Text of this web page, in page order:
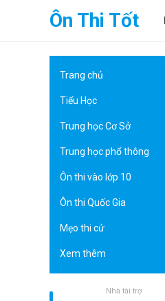
Ôn Thi Tốt
Trang chủ
Tiểu Học
Trung học Cơ Sở
Trung học phổ thông
Ôn thi vào lớp 10
Ôn thi Quốc Gia
Mẹo thi cử
Xem thêm
Nhà tài trợ